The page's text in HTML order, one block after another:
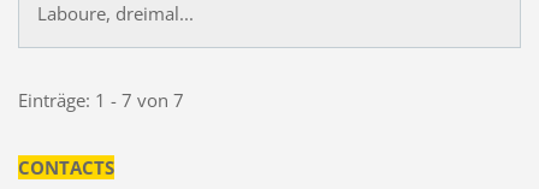
Laboure, dreimal...
Einträge: 1 - 7 von 7
CONTACTS